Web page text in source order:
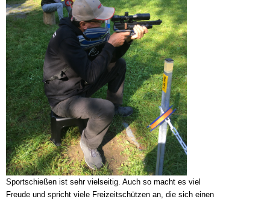
Sportschießen ist sehr vielseitig. Auch so macht es viel
Freude und spricht viele Freizeitschützen an, die sich einen